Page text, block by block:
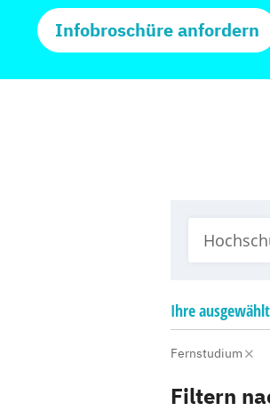
Infobroschüre anfordern
Ihre
Fernstudium
Filtern